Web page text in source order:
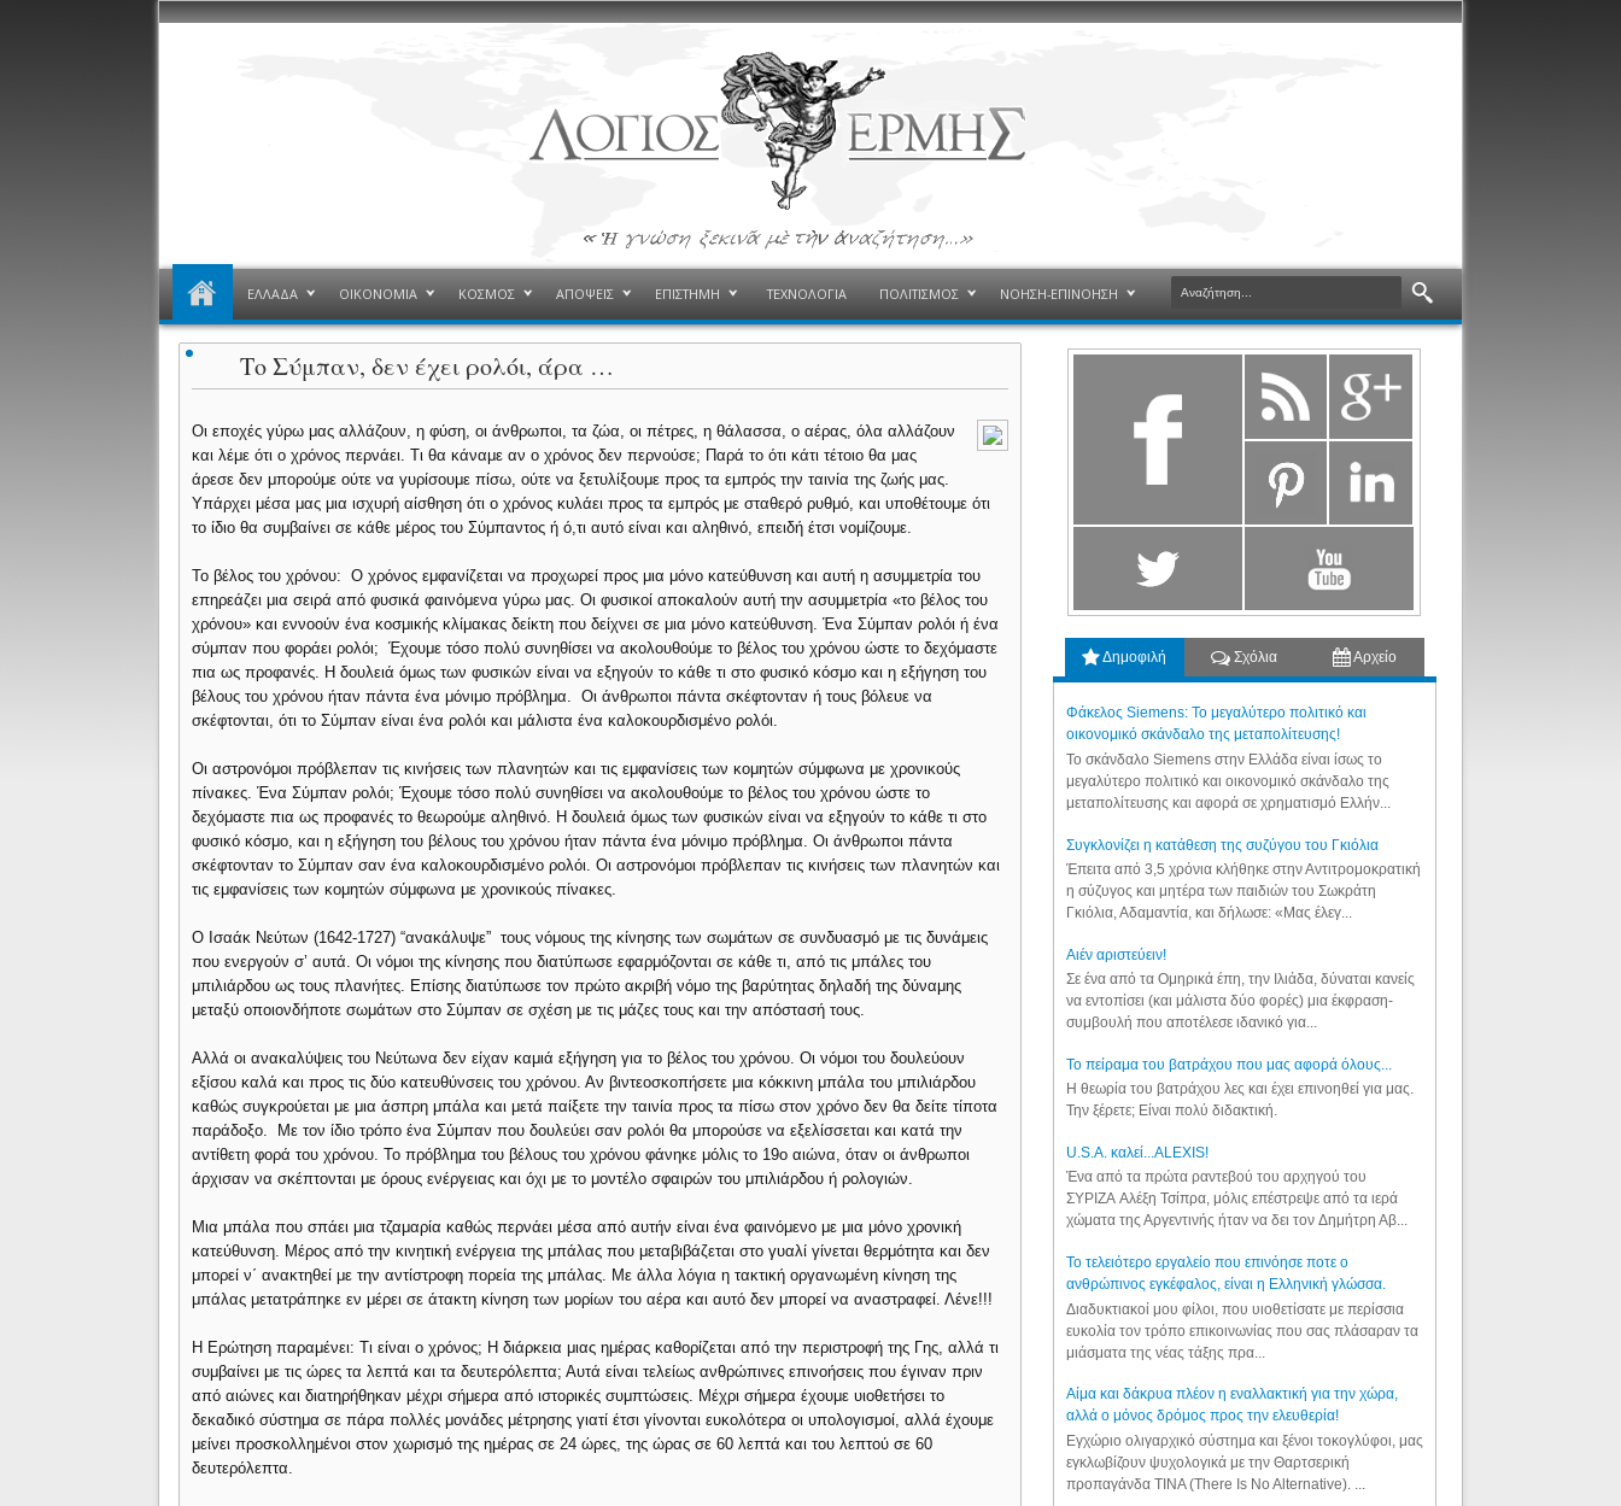
ΕΛΛΑΔΑ ΟΙΚΟΝΟΜΙΑ ΚΟΣΜΟΣ ΑΠΟΨΕΙΣ ΕΠΙΣΤΗΜΗ ΤΕΧΝΟΛΟΓΙΑ ΠΟΛΙΤΙΣΜΟΣ ΝΟΗΣΗ-ΕΠΙΝΟΗΣΗ
Το Σύμπαν, δεν έχει ρολόι, άρα …
Οι εποχές γύρω μας αλλάζουν, η φύση, οι άνθρωποι, τα ζώα, οι πέτρες, η θάλασσα, ο αέρας, όλα αλλάζουν
και λέμε ότι ο χρόνος περνάει. Τι θα κάναμε αν ο χρόνος δεν περνούσε; Παρά το ότι κάτι τέτοιο θα μας
άρεσε δεν μπορούμε ούτε να γυρίσουμε πίσω, ούτε να ξετυλίξουμε προς τα εμπρός την ταινία της ζωής μας.
Υπάρχει μέσα μας μια ισχυρή αίσθηση ότι ο χρόνος κυλάει προς τα εμπρός με σταθερό ρυθμό, και υποθέτουμε ότι
το ίδιο θα συμβαίνει σε κάθε μέρος του Σύμπαντος ή ό,τι αυτό είναι και αληθινό, επειδή έτσι νομίζουμε.
Το βέλος του χρόνου: Ο χρόνος εμφανίζεται να προχωρεί προς μια μόνο κατεύθυνση και αυτή η ασυμμετρία του
επηρεάζει μια σειρά από φυσικά φαινόμενα γύρω μας. Οι φυσικοί αποκαλούν αυτή την ασυμμετρία «το βέλος του
χρόνου» και εννοούν ένα κοσμικής κλίμακας δείκτη που δείχνει σε μια μόνο κατεύθυνση. Ένα Σύμπαν ρολόι ή ένα
σύμπαν που φοράει ρολόι; Έχουμε τόσο πολύ συνηθίσει να ακολουθούμε το βέλος του χρόνου ώστε το δεχόμαστε
πια ως προφανές. Η δουλειά όμως των φυσικών είναι να εξηγούν το κάθε τι στο φυσικό κόσμο και η εξήγηση του
βέλους του χρόνου ήταν πάντα ένα μόνιμο πρόβλημα. Οι άνθρωποι πάντα σκέφτονταν ή τους βόλευε να
σκέφτονται, ότι το Σύμπαν είναι ένα ρολόι και μάλιστα ένα καλοκουρδισμένο ρολόι.
Οι αστρονόμοι πρόβλεπαν τις κινήσεις των πλανητών και τις εμφανίσεις των κομητών σύμφωνα με χρονικούς
πίνακες. Ένα Σύμπαν ρολόι; Έχουμε τόσο πολύ συνηθίσει να ακολουθούμε το βέλος του χρόνου ώστε το
δεχόμαστε πια ως προφανές το θεωρούμε αληθινό. Η δουλειά όμως των φυσικών είναι να εξηγούν το κάθε τι στο
φυσικό κόσμο, και η εξήγηση του βέλους του χρόνου ήταν πάντα ένα μόνιμο πρόβλημα. Οι άνθρωποι πάντα
σκέφτονταν το Σύμπαν σαν ένα καλοκουρδισμένο ρολόι. Οι αστρονόμοι πρόβλεπαν τις κινήσεις των πλανητών και
τις εμφανίσεις των κομητών σύμφωνα με χρονικούς πίνακες.
Ο Ισαάκ Νεύτων (1642-1727) “ανακάλυψε” τους νόμους της κίνησης των σωμάτων σε συνδυασμό με τις δυνάμεις
που ενεργούν σ’ αυτά. Οι νόμοι της κίνησης που διατύπωσε εφαρμόζονται σε κάθε τι, από τις μπάλες του
μπιλιάρδου ως τους πλανήτες. Επίσης διατύπωσε τον πρώτο ακριβή νόμο της βαρύτητας δηλαδή της δύναμης
μεταξύ οποιονδήποτε σωμάτων στο Σύμπαν σε σχέση με τις μάζες τους και την απόστασή τους.
Αλλά οι ανακαλύψεις του Νεύτωνα δεν είχαν καμιά εξήγηση για το βέλος του χρόνου. Οι νόμοι του δουλεύουν
εξίσου καλά και προς τις δύο κατευθύνσεις του χρόνου. Αν βιντεοσκοπήσετε μια κόκκινη μπάλα του μπιλιάρδου
καθώς συγκρούεται με μια άσπρη μπάλα και μετά παίξετε την ταινία προς τα πίσω στον χρόνο δεν θα δείτε τίποτα
παράδοξο. Με τον ίδιο τρόπο ένα Σύμπαν που δουλεύει σαν ρολόι θα μπορούσε να εξελίσσεται και κατά την
αντίθετη φορά του χρόνου. Το πρόβλημα του βέλους του χρόνου φάνηκε μόλις το 19ο αιώνα, όταν οι άνθρωποι
άρχισαν να σκέπτονται με όρους ενέργειας και όχι με το μοντέλο σφαιρών του μπιλιάρδου ή ρολογιών.
Μια μπάλα που σπάει μια τζαμαρία καθώς περνάει μέσα από αυτήν είναι ένα φαινόμενο με μια μόνο χρονική
κατεύθυνση. Μέρος από την κινητική ενέργεια της μπάλας που μεταβιβάζεται στο γυαλί γίνεται θερμότητα και δεν
μπορεί ν΄ ανακτηθεί με την αντίστροφη πορεία της μπάλας. Με άλλα λόγια η τακτική οργανωμένη κίνηση της
μπάλας μετατράπηκε εν μέρει σε άτακτη κίνηση των μορίων του αέρα και αυτό δεν μπορεί να αναστραφεί. Λένε!!!
Η Ερώτηση παραμένει: Τι είναι ο χρόνος; Η διάρκεια μιας ημέρας καθορίζεται από την περιστροφή της Γης, αλλά τι
συμβαίνει με τις ώρες τα λεπτά και τα δευτερόλεπτα; Αυτά είναι τελείως ανθρώπινες επινοήσεις που έγιναν πριν
από αιώνες και διατηρήθηκαν μέχρι σήμερα από ιστορικές συμπτώσεις. Μέχρι σήμερα έχουμε υιοθετήσει το
δεκαδικό σύστημα σε πάρα πολλές μονάδες μέτρησης γιατί έτσι γίνονται ευκολότερα οι υπολογισμοί, αλλά έχουμε
μείνει προσκολλημένοι στον χωρισμό της ημέρας σε 24 ώρες, της ώρας σε 60 λεπτά και του λεπτού σε 60
δευτερόλεπτα.
Δημοφιλή Σχόλια Αρχείο
Φάκελος Siemens: Το μεγαλύτερο πολιτικό και
οικονομικό σκάνδαλο της μεταπολίτευσης!
Το σκάνδαλο Siemens στην Ελλάδα είναι ίσως το
μεγαλύτερο πολιτικό και οικονομικό σκάνδαλο της
μεταπολίτευσης και αφορά σε χρηματισμό Ελλήν...
Συγκλονίζει η κατάθεση της συζύγου του Γκιόλια
Έπειτα από 3,5 χρόνια κλήθηκε στην Αντιτρομοκρατική
η σύζυγος και μητέρα των παιδιών του Σωκράτη
Γκιόλια, Αδαμαντία, και δήλωσε: «Μας έλεγ...
Aιέν αριστεύειν!
Σε ένα από τα Ομηρικά έπη, την Ιλιάδα, δύναται κανείς
να εντοπίσει (και μάλιστα δύο φορές) μια έκφραση-
συμβουλή που αποτέλεσε ιδανικό για...
Το πείραμα του βατράχου που μας αφορά όλους...
Η θεωρία του βατράχου λες και έχει επινοηθεί για μας.
Την ξέρετε; Είναι πολύ διδακτική.
U.S.A. καλεί...ALEXIS!
Ένα από τα πρώτα ραντεβού του αρχηγού του
ΣΥΡΙΖΑ Αλέξη Τσίπρα, μόλις επέστρεψε από τα ιερά
χώματα της Αργεντινής ήταν να δει τον Δημήτρη Αβ...
Το τελειότερο εργαλείο που επινόησε ποτε ο
ανθρώπινος εγκέφαλος, είναι η Ελληνική γλώσσα.
Διαδυκτιακοί μου φίλοι, που υιοθετίσατε με περίσσια
ευκολία τον τρόπο επικοινωνίας που σας πλάσαραν τα
μιάσματα της νέας τάξης πρα...
Αίμα και δάκρυα πλέον η εναλλακτική για την χώρα,
αλλά ο μόνος δρόμος προς την ελευθερία!
Εγχώριο ολιγαρχικό σύστημα και ξένοι τοκογλύφοι, μας
εγκλωβίζουν ψυχολογικά με την Θαρτσερική
προπαγάνδα TINA (There Is No Alternative). ...